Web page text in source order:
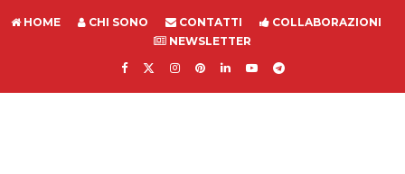
HOME CHI SONO CONTATTI
COLLABORAZIONI
NEWSLETTER